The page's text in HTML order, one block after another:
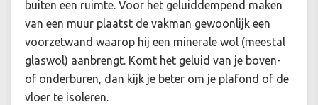
buiten een ruimte. Voor het geluiddempend maken
van een muur plaatst de vakman gewoonlijk een
voorzetwand waarop hij een minerale wol (meestal
glaswol) aanbrengt. Komt het geluid van je boven-
of onderburen, dan kijk je beter om je plafond of de
vloer te isoleren.